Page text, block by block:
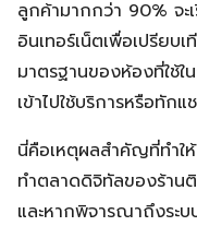
ลูกค้ามากกว่า 90% จะ
อินเทอร์เน็ตเพื่อเปรียบ
มาตรฐานของห้องที่ใช้
เข้าไปใช้บริการหรือทัก
นี่คือเหตุผลสำคัญที่ทำให้
ทำตลาดดิจิทัลของร้าน
และหากพิจารณาถึงระบ